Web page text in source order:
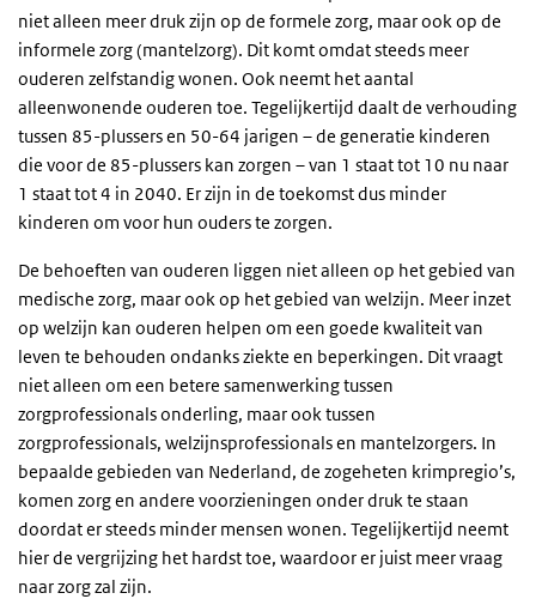
niet alleen meer druk zijn op de formele zorg, maar ook op de
informele zorg (mantelzorg). Dit komt omdat steeds meer
ouderen zelfstandig wonen. Ook neemt het aantal
alleenwonende ouderen toe. Tegelijkertijd daalt de verhouding
tussen 85-plussers en 50-64 jarigen – de generatie kinderen
die voor de 85-plussers kan zorgen – van 1 staat tot 10 nu naar
1 staat tot 4 in 2040. Er zijn in de toekomst dus minder
kinderen om voor hun ouders te zorgen.
De behoeften van ouderen liggen niet alleen op het gebied van
medische zorg, maar ook op het gebied van welzijn. Meer inzet
op welzijn kan ouderen helpen om een goede kwaliteit van
leven te behouden ondanks ziekte en beperkingen. Dit vraagt
niet alleen om een betere samenwerking tussen
zorgprofessionals onderling, maar ook tussen
zorgprofessionals, welzijnsprofessionals en mantelzorgers. In
bepaalde gebieden van Nederland, de zogeheten krimpregio’s,
komen zorg en andere voorzieningen onder druk te staan
doordat er steeds minder mensen wonen. Tegelijkertijd neemt
hier de vergrijzing het hardst toe, waardoor er juist meer vraag
naar zorg zal zijn.